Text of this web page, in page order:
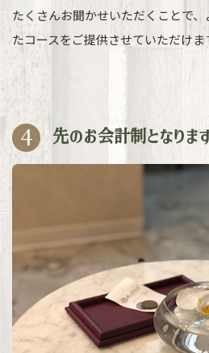
たくさんお聞かせいただくことで
たコースをご提供させていただけま
4 先のお会計制となりま